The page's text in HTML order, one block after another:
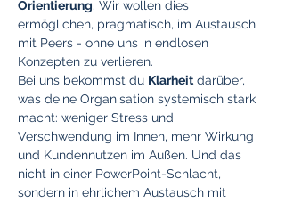
Orientierung. Wir wollen dies
ermöglichen, pragmatisch, im Austausch
mit Peers - ohne uns in endlosen
Konzepten zu verlieren.
Bei uns bekommst du Klarheit darüber,
was deine Organisation systemisch stark
macht: weniger Stress und
Verschwendung im Innen, mehr Wirkung
und Kundennutzen im Außen. Und das
nicht in einer PowerPoint-Schlacht,
sondern in ehrlichem Austausch mit